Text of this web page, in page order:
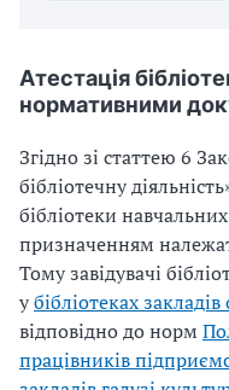
Атестація
нормативними
Згідно зі статтею 6
бібліотечну
бібліотеки
призначенням
Тому завідувачі
убібліотеках закладів
відповідно до норм
працівників